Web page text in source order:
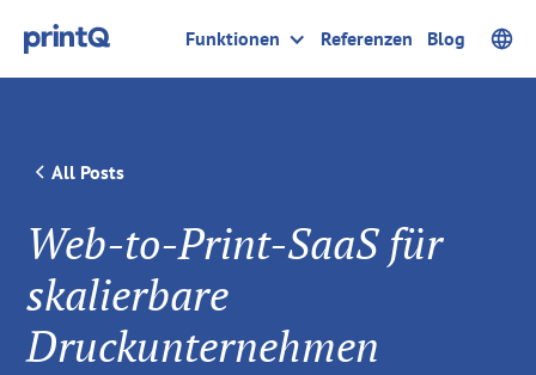
Funktionen Referenzen Blog
All Posts
Web-to-Print-SaaS für
skalierbare
Druckunternehmen